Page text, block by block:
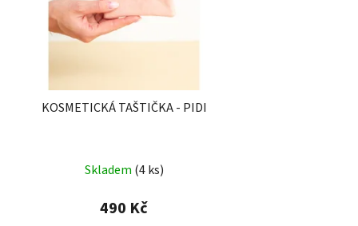
KOSMETICKÁ TAŠTIČKA - PIDI
hodnocení
produktu
Skladem (4 ks)
490 Kč